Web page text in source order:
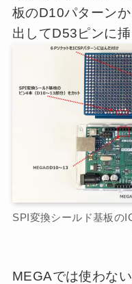
板のD10パターン
出してD53ピンに挿
SPI変換シールド基板の
MEGAでは使わな